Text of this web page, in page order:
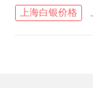
上海白银价格